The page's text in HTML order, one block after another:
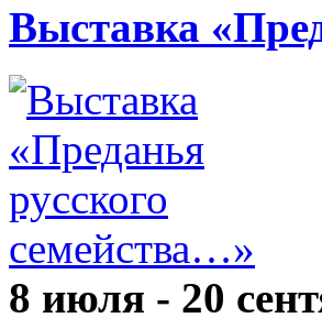
Выставка
8 июля - 20